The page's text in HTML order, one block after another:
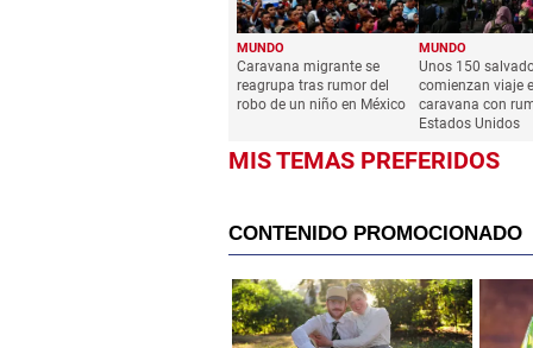
MUNDO
Caravana migrante se
reagrupa tras rumor del
robo de un niño en México
MUNDO
Unos 150
comienzan viaje
caravana con
Estados Unidos
MIS TEMAS PREFERIDOS